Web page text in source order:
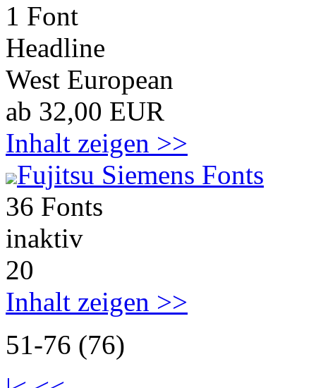
1 Font
Headline
West European
ab 32,00 EUR
Inhalt zeigen >>
Fujitsu Siemens Fonts
36 Fonts
inaktiv
20
Inhalt zeigen >>
51-76 (76)